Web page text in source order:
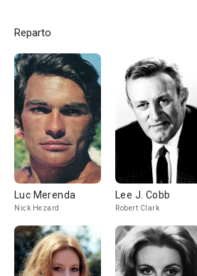
Reparto
Luc Merenda
Nick Hezard
Lee J. Cobb
Robert Clark